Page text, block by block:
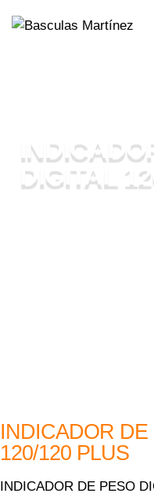
DIGITAL
INDICADOR DE
120/120 PLUS
INDICADOR DE PESO